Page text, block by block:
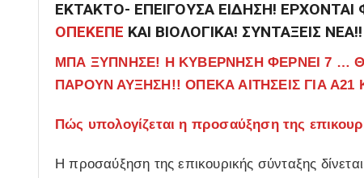
ΕΚΤΑΚΤΟ- ΕΠΕΙΓΟΥΣΑ ΕΙΔΗΣΗ! ΕΡΧΟΝΤΑΙ
ΟΠΕΚΕΠΕ ΚΑΙ ΒΙΟΛΟΓΙΚΑ! ΣΥΝΤΑΞΕΙΣ
ΜΠΑ ΞΥΠΝΗΣΕ! Η ΚΥΒΕΡΝΗΣΗ ΦΕΡΝΕΙ 7 …
ΠΑΡΟΥΝ ΑΥΞΗΣΗ!! ΟΠΕΚΑ ΑΙΤΗΣΕΙΣ ΓΙΑ Α21
Πώς υπολογίζεται η προσαύξηση της
Η προσαύξηση της επικουρικής σύνταξης